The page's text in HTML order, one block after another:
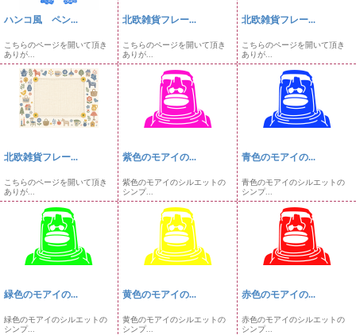
ハンコ風 ペン...
こちらのページを開いて頂き
ありが...
北欧雑貨フレー...
こちらのページを開いて頂き
ありが...
北欧雑貨フレー...
こちらのページを開いて頂き
ありが...
北欧雑貨フレー...
こちらのページを開いて頂き
ありが...
紫色のモアイの...
紫色のモアイのシルエットの
シンプ...
青色のモアイの...
青色のモアイのシルエットの
シンプ...
緑色のモアイの...
緑色のモアイのシルエットの
シンプ...
黄色のモアイの...
黄色のモアイのシルエットの
シンプ...
赤色のモアイの...
赤色のモアイのシルエットの
シンプ...